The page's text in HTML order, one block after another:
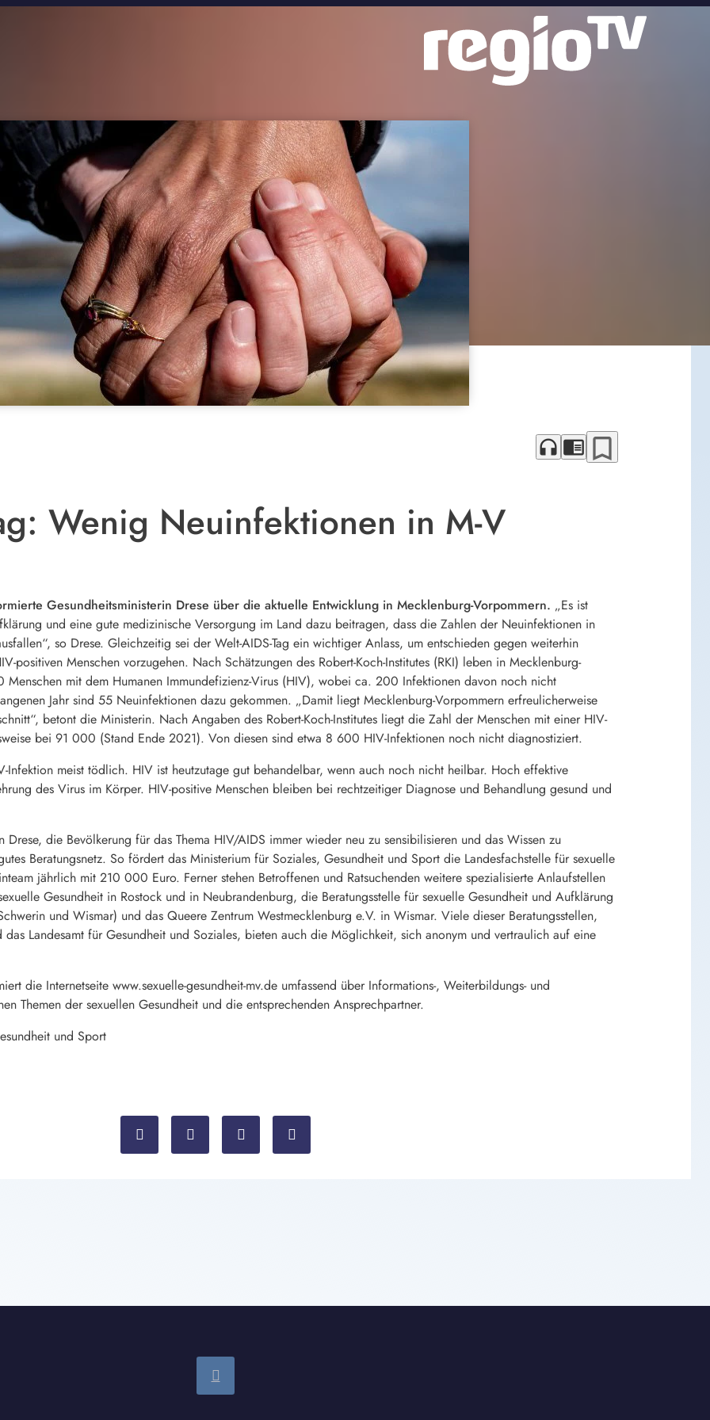
headphones chrome_reader_mode bookmark_border
Wenig Neuinfektionen in M-V
Gesundheitsministerin Drese über die aktuelle Entwicklung in Mecklenburg-Vorpommern. „Es ist
und eine gute medizinische Versorgung im Land dazu beitragen, dass die Zahlen der Neuinfektionen in
so Drese. Gleichzeitig sei der Welt-AIDS-Tag ein wichtiger Anlass, um entschieden gegen weiterhin
positiven Menschen vorzugehen. Nach Schätzungen des Robert-Koch-Institutes (RKI) leben in Mecklenburg-
Menschen mit dem Humanen Immundefizienz-Virus (HIV), wobei ca. 200 Infektionen davon noch nicht
Jahr sind 55 Neuinfektionen dazu gekommen. „Damit liegt Mecklenburg-Vorpommern erfreulicherweise
betont die Ministerin. Nach Angaben des Robert-Koch-Institutes liegt die Zahl der Menschen mit einer HIV-
bei 91 000 (Stand Ende 2021). Von diesen sind etwa 8 600 HIV-Infektionen noch nicht diagnostiziert.
Infektion meist tödlich. HIV ist heutzutage gut behandelbar, wenn auch noch nicht heilbar. Hoch effektive
des Virus im Körper. HIV-positive Menschen bleiben bei rechtzeitiger Diagnose und Behandlung gesund und
die Bevölkerung für das Thema HIV/AIDS immer wieder neu zu sensibilisieren und das Wissen zu
Beratungsnetz. So fördert das Ministerium für Soziales, Gesundheit und Sport die Landesfachstelle für sexuelle
jährlich mit 210 000 Euro. Ferner stehen Betroffenen und Ratsuchenden weitere spezialisierte Anlaufstellen
Gesundheit in Rostock und in Neubrandenburg, die Beratungsstelle für sexuelle Gesundheit und Aufklärung
und Wismar) und das Queere Zentrum Westmecklenburg e.V. in Wismar. Viele dieser Beratungsstellen,
Landesamt für Gesundheit und Soziales, bieten auch die Möglichkeit, sich anonym und vertraulich auf eine
die Internetseite www.sexuelle-gesundheit-mv.de umfassend über Informations-, Weiterbildungs- und
Themen der sexuellen Gesundheit und die entsprechenden Ansprechpartner.
und Sport